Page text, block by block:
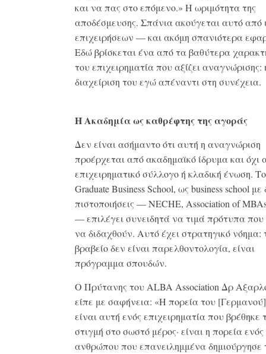
και να πας στο επόμενο.» Η ωριμότητα της
αποδέσμευσης. Σπάνια ακούγεται αυτό από
επιχειρήσεων — και ακόμη σπανιότερα
Εδώ βρίσκεται ένα από τα βαθύτερα
του επιχειρηματία που αξίζει αναγνώρισης:
διαχείριση του εγώ απέναντι στη συνέχεια.
Η Ακαδημία ως καθρέφτης της αγοράς
Δεν είναι ασήμαντο ότι αυτή η αναγνώριση
προέρχεται από ακαδημαϊκό ίδρυμα και όχι
επιχειρηματικό σύλλογο ή κλαδική ένωση.
Graduate Business School, ως business school με
πιστοποιήσεις — NECHE, Association of
— επιλέγει συνειδητά να τιμά πρότυπα που
να διδαχθούν. Αυτό έχει στρατηγικό νόημα:
βραβείο δεν είναι παρελθοντολογία, είναι
πρόγραμμα σπουδών.
Ο Πρύτανης του ALBA Association Δρ
είπε με σαφήνεια: «Η πορεία του
είναι αυτή ενός επιχειρηματία που βρέθηκε
στιγμή στο σωστό μέρος· είναι η πορεία ενός
ανθρώπου που επανειλημμένα δημιούργησε